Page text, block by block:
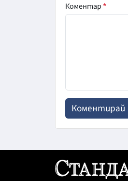
Коментар*